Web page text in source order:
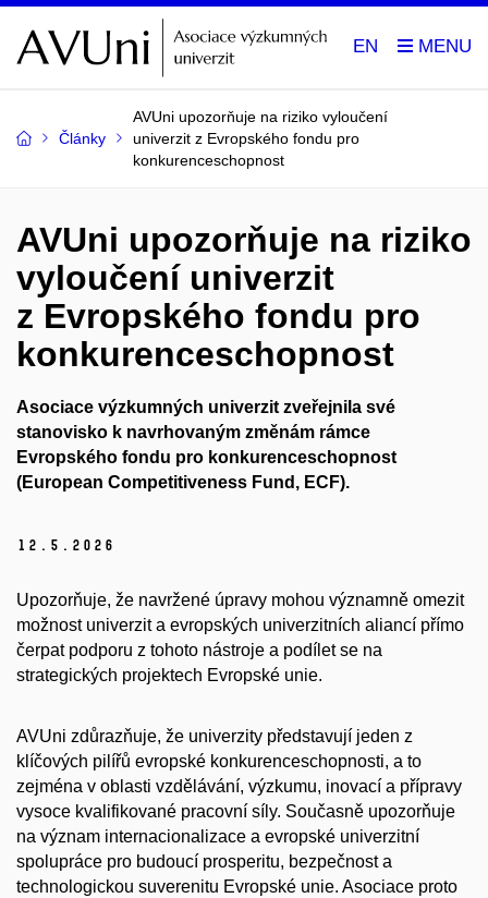
EN
Články
AVUni upozorňuje na riziko vyloučení
univerzit z Evropského fondu pro
konkurenceschopnost
AVUni upozorňuje na riziko
vyloučení univerzit
z Evropského fondu pro
konkurenceschopnost
Asociace výzkumných univerzit zveřejnila své
stanovisko k navrhovaným změnám rámce
Evropského fondu pro konkurenceschopnost
(European Competitiveness Fund, ECF).
12. 5. 2026
Upozorňuje, že navržené úpravy mohou významně omezit
možnost univerzit a evropských univerzitních aliancí přímo
čerpat podporu z tohoto nástroje a podílet se na
strategických projektech Evropské unie.
AVUni zdůrazňuje, že univerzity představují jeden z
klíčových pilířů evropské konkurenceschopnosti, a to
zejména v oblasti vzdělávání, výzkumu, inovací a přípravy
vysoce kvalifikované pracovní síly. Současně upozorňuje
na význam internacionalizace a evropské univerzitní
spolupráce pro budoucí prosperitu, bezpečnost a
technologickou suverenitu Evropské unie. Asociace proto